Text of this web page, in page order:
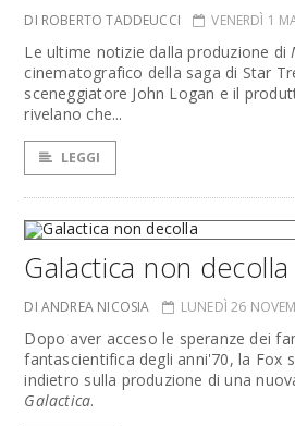
DI ROBERTO TADDEUCCI VENERDÌ 1
Le ultime notizie dalla produzione di
cinematografico della saga di Star
sceneggiatore John Logan e il
rivelano che...
LEGGI
Galactica non decolla
DI ANDREA NICOSIA LUNEDÌ 26
Dopo aver acceso le speranze dei
fantascientifica degli anni'70, la Fox
indietro sulla produzione di una
Galactica.